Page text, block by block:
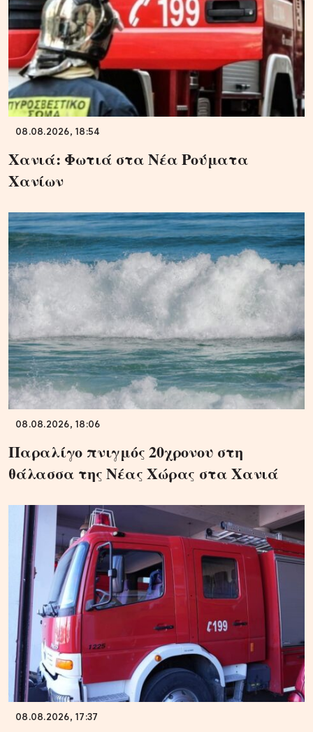
08.08.2026, 18:54
Χανιά: Φωτιά στα Νέα Ρούματα
Χανίων
08.08.2026, 18:06
Παραλίγο πνιγμός 20χρονου στη
θάλασσα της Νέας Χώρας στα Χανιά
08.08.2026, 17:37